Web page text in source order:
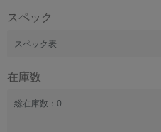
スペック
スペック表
在庫数
総在庫数：0